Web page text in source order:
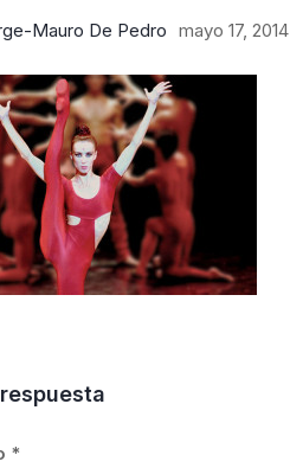
Mauro De Pedro mayo 17, 2014
*